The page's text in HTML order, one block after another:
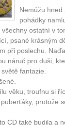
Nemůžu hned
pohádky
všechny ostatní v
psané krásným
při poslechu.
náruč pro duši,
fantazie.
věku, troufnu si
protože
CD také budila a